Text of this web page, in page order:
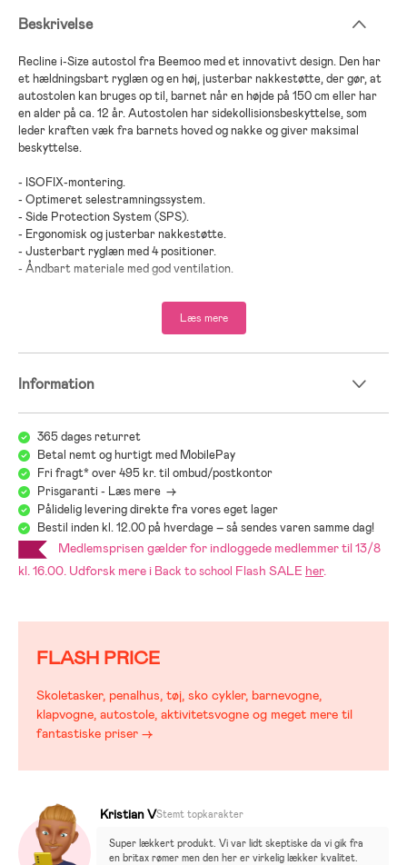
Beskrivelse
Recline i-Size autostol fra Beemoo med et innovativt design. Den har
et hældningsbart ryglæn og en høj, justerbar nakkestøtte, der gør, at
autostolen kan bruges op til, barnet når en højde på 150 cm eller har
en alder på ca. 12 år. Autostolen har sidekollisionsbeskyttelse, som
leder kraften væk fra barnets hoved og nakke og giver maksimal
beskyttelse.
- ISOFIX-montering.
- Optimeret selestramningssystem.
- Side Protection System (SPS).
- Ergonomisk og justerbar nakkestøtte.
- Justerbart ryglæn med 4 positioner.
- Åndbart materiale med god ventilation.
Vi hos Jollyroom ved, hvor vigtigt det er at vælge den rigtige autostol,
svært at finde rundt i de forskellige modeller, mærker og funktioner.
Læs mere
Information
365 dages returret
Betal nemt og hurtigt med MobilePay
Fri fragt* over 495 kr. til ombud/postkontor
Prisgaranti - Læs mere ->
Pålidelig levering direkte fra vores eget lager
Bestil inden kl. 12.00 på hverdage – så sendes varen samme dag!
Medlemsprisen gælder for indloggede medlemmer til 13/8
kl. 16.00. Udforsk mere i Back to school Flash SALE her.
FLASH PRICE
Skoletasker, penalhus, tøj, sko cykler, barnevogne,
klapvogne, autostole, aktivitetsvogne og meget mere til
fantastiske priser →
Kristian VStemt topkarakter
Super lækkert produkt. Vi var lidt skeptiske da vi gik fra
en britax rømer men den her er virkelig lækker kvalitet.